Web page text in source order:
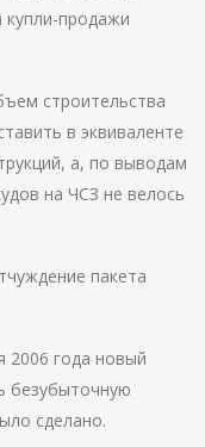
купли-продажи
строительства
в эквиваленте
а, по выводам
на ЧСЗ не велось
пакета
2006 года новый
безубыточную
сделано.